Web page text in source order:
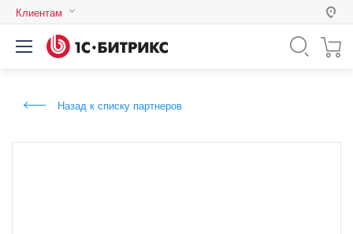
Клиентам
Россия
Назад к списку партнеров